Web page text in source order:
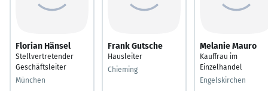
Florian Hänsel
Stellvertretender
Geschäftsleiter
München
Frank Gutsche
Hausleiter
Chieming
Melanie Mauro
Kauffrau im
Einzelhandel
Engelskirchen